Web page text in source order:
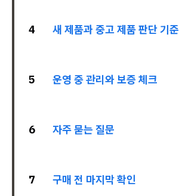
4 새 제품과 중고 제품 판단 기준
5 운영 중 관리와 보증 체크
6 자주 묻는 질문
7 구매 전 마지막 확인